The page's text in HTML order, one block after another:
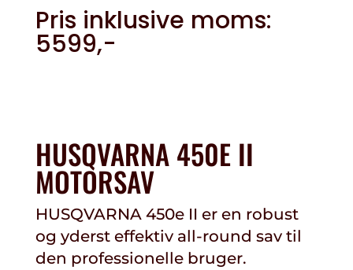
Pris inklusive moms:
5599,-
HUSQVARNA 450E II
MOTORSAV
HUSQVARNA 450e II er en robust
og yderst effektiv all-round sav til
den professionelle bruger.